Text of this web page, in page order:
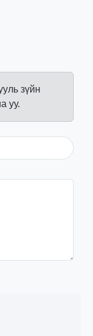
зүйн
уу.